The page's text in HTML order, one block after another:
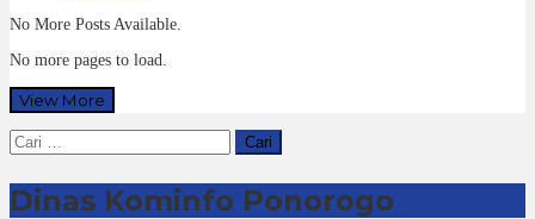
No More Posts Available.
No more pages to load.
View More
Cari
untuk:
Dinas Kominfo Ponorogo